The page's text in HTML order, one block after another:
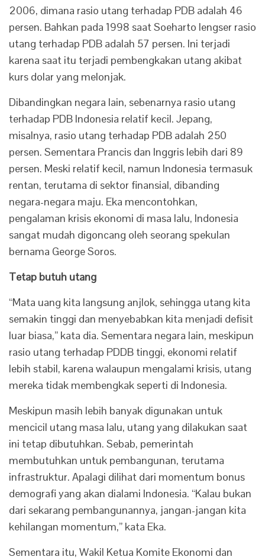
2006, dimana rasio utang terhadap PDB adalah 46
persen. Bahkan pada 1998 saat Soeharto lengser rasio
utang terhadap PDB adalah 57 persen. Ini terjadi
karena saat itu terjadi pembengkakan utang akibat
kurs dolar yang melonjak.
Dibandingkan negara lain, sebenarnya rasio utang
terhadap PDB Indonesia relatif kecil. Jepang,
misalnya, rasio utang terhadap PDB adalah 250
persen. Sementara Prancis dan Inggris lebih dari 89
persen. Meski relatif kecil, namun Indonesia termasuk
rentan, terutama di sektor finansial, dibanding
negara-negara maju. Eka mencontohkan,
pengalaman krisis ekonomi di masa lalu, Indonesia
sangat mudah digoncang oleh seorang spekulan
bernama George Soros.
Tetap butuh utang
“Mata uang kita langsung anjlok, sehingga utang kita
semakin tinggi dan menyebabkan kita menjadi defisit
luar biasa,” kata dia. Sementara negara lain, meskipun
rasio utang terhadap PDDB tinggi, ekonomi relatif
lebih stabil, karena walaupun mengalami krisis, utang
mereka tidak membengkak seperti di Indonesia.
Meskipun masih lebih banyak digunakan untuk
mencicil utang masa lalu, utang yang dilakukan saat
ini tetap dibutuhkan. Sebab, pemerintah
membutuhkan untuk pembangunan, terutama
infrastruktur. Apalagi dilihat dari momentum bonus
demografi yang akan dialami Indonesia. “Kalau bukan
dari sekarang pembangunannya, jangan-jangan kita
kehilangan momentum,” kata Eka.
Sementara itu, Wakil Ketua Komite Ekonomi dan